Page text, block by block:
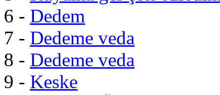
6 - Dedem
7 - Dedeme veda
8 - Dedeme veda
9 - Keske